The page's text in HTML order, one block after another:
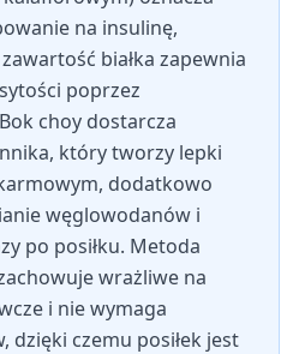
na insulinę,
białka zapewnia
poprzez
choy dostarcza
który tworzy lepki
dodatkowo
węglowodanów i
po posiłku. Metoda
wrażliwe na
i nie wymaga
dzięki czemu posiłek jest